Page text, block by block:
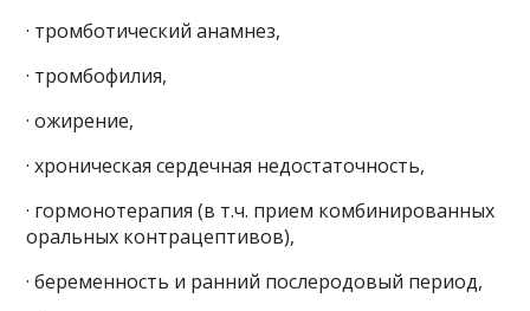
· тромботический анамнез,
· тромбофилия,
· ожирение,
· хроническая сердечная недостаточность,
· гормонотерапия (в т.ч. прием комбинированных
оральных контрацептивов),
· беременность и ранний послеродовый период,